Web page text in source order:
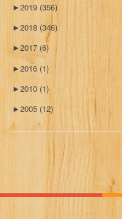
►2019 (356)
►2018 (346)
►2017 (6)
►2016 (1)
►2010 (1)
►2005 (12)